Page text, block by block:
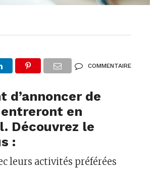
COMMENTAIRE
d’annoncer de
en
Découvrez le
:
leurs activités préférées